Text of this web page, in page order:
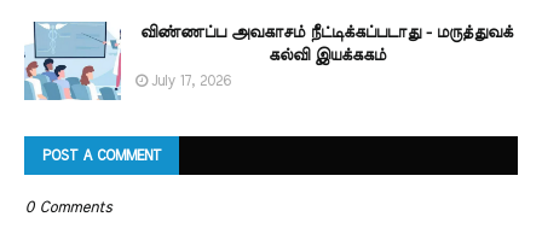
விண்ணப்ப அவகாசம் நீட்டிக்கப்படாது - மருத்துவக்
கல்வி இயக்ககம்
July 17, 2026
POST A COMMENT
0 Comments